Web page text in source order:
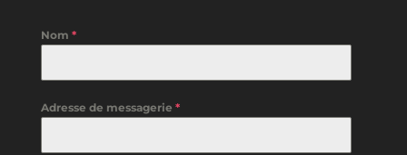
Nom *
Adresse de messagerie *